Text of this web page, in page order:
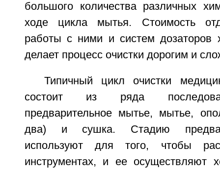
большого количества различных
ходе цикла мытья. Стоимость
работы с ними и систем дозаторов
делает процесс очистки дорогим и
Типичный цикл очистки
состоит из ряда
предварительное мытье, мытье,
два) и сушка. Стадию
используют для того, чтобы
инструментах, и ее осуществляют